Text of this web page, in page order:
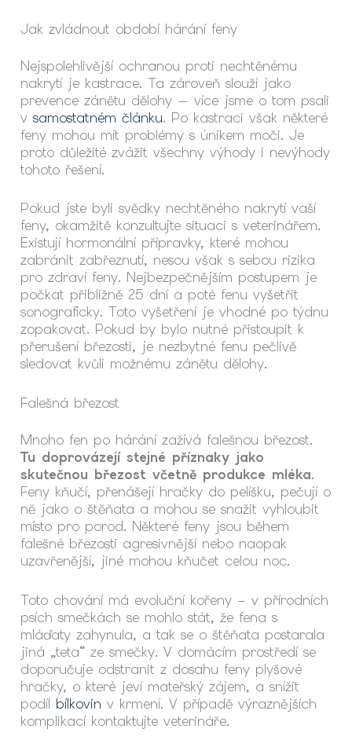
Jak zvládnout období hárání feny
Nejspolehlivější ochranou proti nechtěnému
nakrytí je kastrace. Ta zároveň slouží jako
prevence zánětu dělohy — více jsme o tom psali
vsamostatném článku. Po kastraci však některé
feny mohou mít problémy s únikem moči. Je
proto důležité zvážit všechny výhody i nevýhody
tohoto řešení.
Pokud jste byli svědky nechtěného nakrytí vaší
feny, okamžitě konzultujte situaci s veterinářem.
Existují hormonální přípravky, které mohou
zabránit zabřeznutí, nesou však s sebou rizika
pro zdraví feny. Nejbezpečnějším postupem je
počkat přibližně 25 dní a poté fenu vyšetřit
sonograficky. Toto vyšetření je vhodné po týdnu
zopakovat. Pokud by bylo nutné přistoupit k
přerušení březosti, je nezbytné fenu pečlivě
sledovat kvůli možnému zánětu dělohy.
Falešná březost
Mnoho fen po hárání zažívá falešnou březost.
Tu doprovázejí stejné příznaky jako
skutečnou březost včetně produkce mléka.
Feny kňučí, přenášejí hračky do pelíšku, pečují o
ně jako o štěňata a mohou se snažit vyhloubit
místo pro porod. Některé feny jsou během
falešné březosti agresivnější nebo naopak
uzavřenější, jiné mohou kňučet celou noc.
Toto chování má evoluční kořeny – v přírodních
psích smečkách se mohlo stát, že fena s
mláďaty zahynula, a tak se o štěňata postarala
jiná „teta“ ze smečky. V domácím prostředí se
doporučuje odstranit z dosahu feny plyšové
hračky, o které jeví mateřský zájem, a snížit
podíl bílkovin v krmení. V případě výraznějších
komplikací kontaktujte veterináře.